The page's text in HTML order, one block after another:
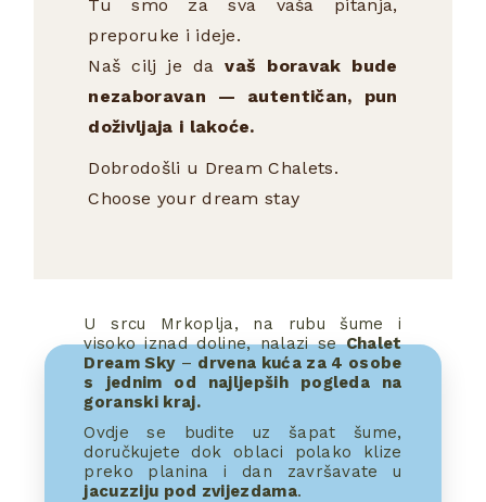
Tu smo za sva vaša pitanja,
preporuke i ideje.
Naš cilj je davaš boravak bude
nezaboravan — autentičan, pun
doživljaja i lakoće.
Dobrodošli u Dream Chalets.
Choose your dream stay
U srcu Mrkoplja, na rubu šume i
visoko iznad doline, nalazi seChalet
Dream Sky– drvena kuća za 4 osobe
s jednim od najljepših pogleda na
goranski kraj.
Ovdje se budite uz šapat šume,
doručkujete dok oblaci polako klize
preko planina i dan završavate u
jacuzziju pod zvijezdama.